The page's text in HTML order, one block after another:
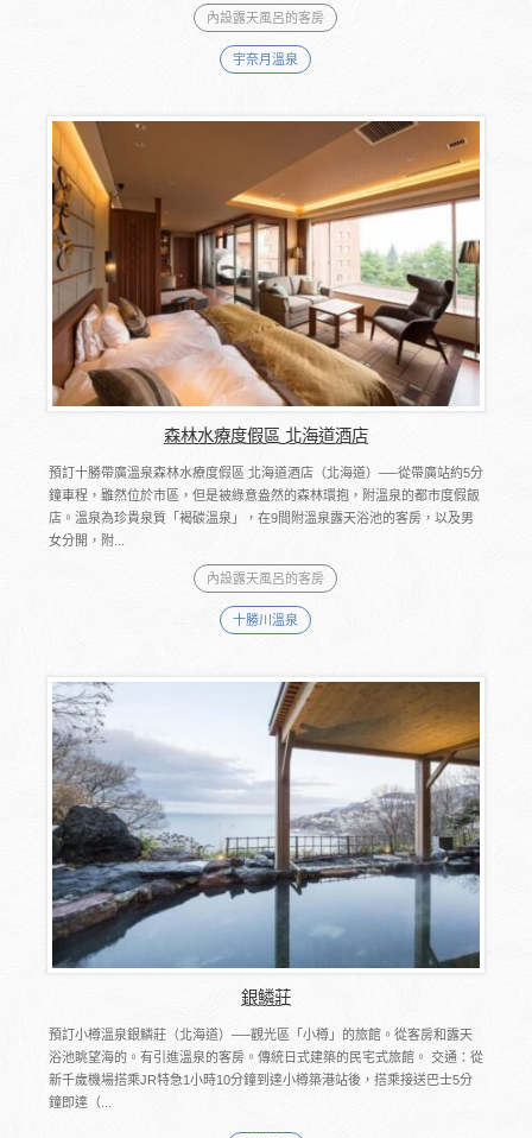
內設露天風呂的客房
宇奈月溫泉
森林水療度假區 北海道酒店
預訂十勝帶廣溫泉森林水療度假區 北海道酒店（北海道）──從帶廣站約5分
鐘車程，雖然位於市區，但是被綠意盎然的森林環抱，附溫泉的都市度假飯
店。溫泉為珍貴泉質「褐碳溫泉」，在9間附溫泉露天浴池的客房，以及男
女分開，附...
內設露天風呂的客房
十勝川溫泉
銀鱗莊
預訂小樽溫泉銀鱗莊（北海道）──觀光區「小樽」的旅館。從客房和露天
浴池眺望海的。有引進溫泉的客房。傳統日式建築的民宅式旅館。 交通：從
新千歲機場搭乘JR特急1小時10分鐘到達小樽築港站後，搭乘接送巴士5分
鐘即達（...